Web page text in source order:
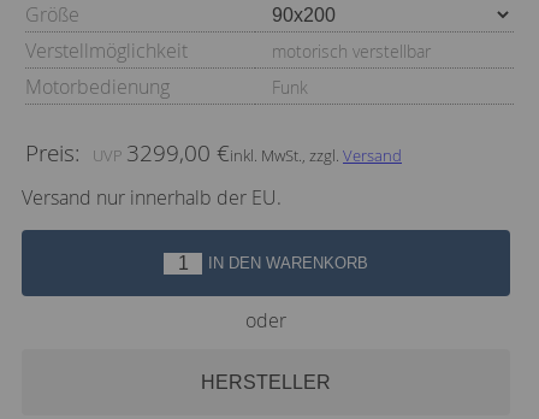
Größe
Verstellmöglichkeit
motorisch verstellbar
Motorbedienung Funk
Preis: 3299,00 €inkl. MwSt., zzgl. Versand
Versand nur innerhalb der EU.
IN DEN WARENKORB
oder
HERSTELLER